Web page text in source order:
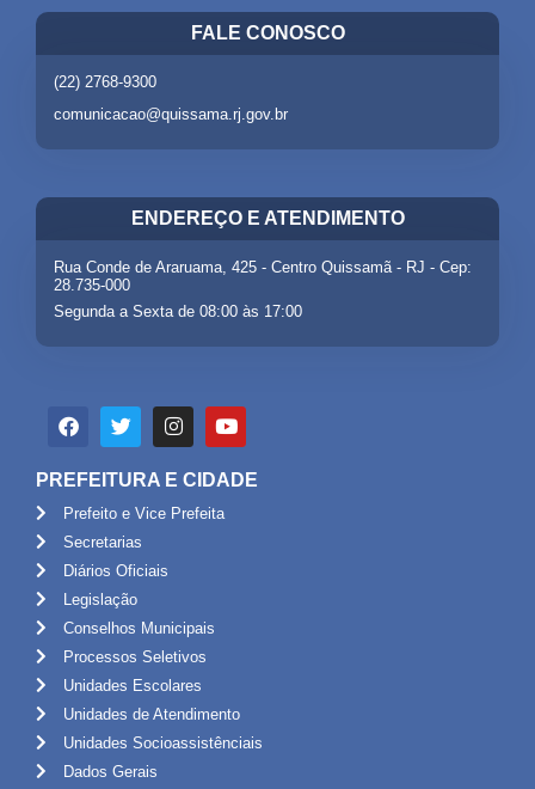
FALE CONOSCO
(22) 2768-9300
comunicacao@quissama.rj.gov.br
ENDEREÇO E ATENDIMENTO
Rua Conde de Araruama, 425 - Centro Quissamã - RJ - Cep:
28.735-000
Segunda a Sexta de 08:00 às 17:00
PREFEITURA E CIDADE
Prefeito e Vice Prefeita
Secretarias
Diários Oficiais
Legislação
Conselhos Municipais
Processos Seletivos
Unidades Escolares
Unidades de Atendimento
Unidades Socioassistênciais
Dados Gerais